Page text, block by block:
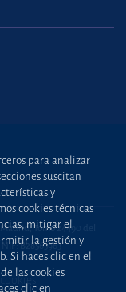
Tomo 24490 del
B28563963
para analizar
suscitan
y
cookies técnicas
mitigar el
la gestión y
Si haces clic en el
las cookies
clic en